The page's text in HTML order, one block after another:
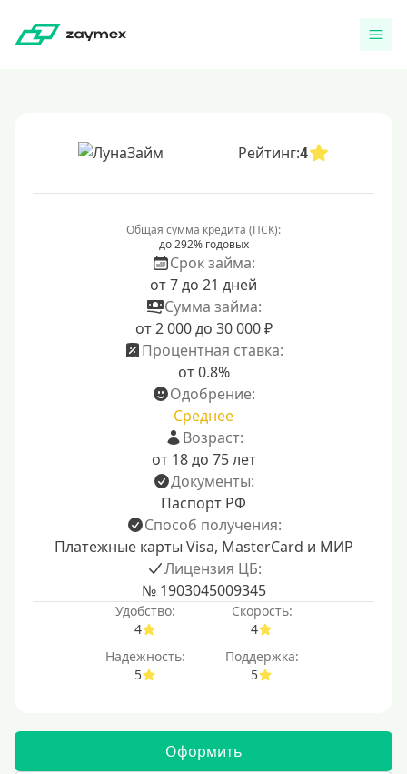
Рейтинг:4
Общая сумма кредита (ПСК):
до 292% годовых
Срок займа:
от 7 до 21 дней
Сумма займа:
от 2 000 до 30 000 ₽
Процентная ставка:
от 0.8%
Одобрение:
Среднее
Возраст:
от 18 до 75 лет
Документы:
Паспорт РФ
Способ получения:
Платежные карты Visa, MasterCard и МИР
Лицензия ЦБ:
№ 1903045009345
Удобство:
4
Скорость:
4
Надежность:
5
Поддержка:
5
Оформить